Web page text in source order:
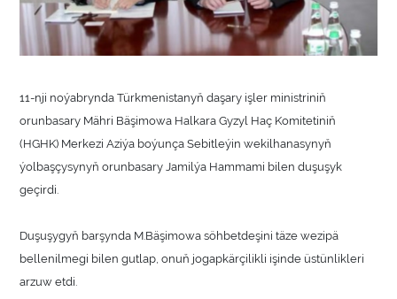
11-nji noýabrynda Türkmenistanyň daşary işler ministriniň
orunbasary Mähri Bäşimowa Halkara Gyzyl Haç Komitetiniň
(HGHK) Merkezi Aziýa boýunça Sebitleýin wekilhanasynyň
ýolbaşçysynyň orunbasary Jamilýa Hammami bilen duşuşyk
geçirdi.
Duşuşygyň barşynda M.Bäşimowa söhbetdeşini täze wezipä
bellenilmegi bilen gutlap, onuň jogapkärçilikli işinde üstünlikleri
arzuw etdi.